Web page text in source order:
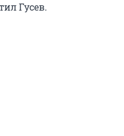
Гусев.